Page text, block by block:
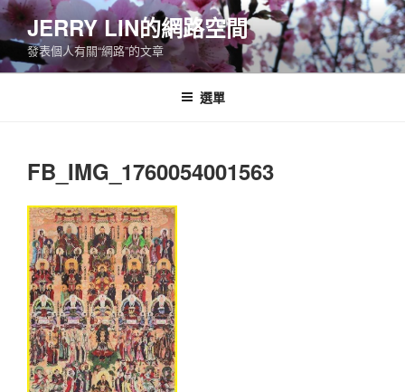
跳
至
主
要
JERRY LIN的網路空間
發表個人有關“網路”的文章
選單
FB_IMG_1760054001563